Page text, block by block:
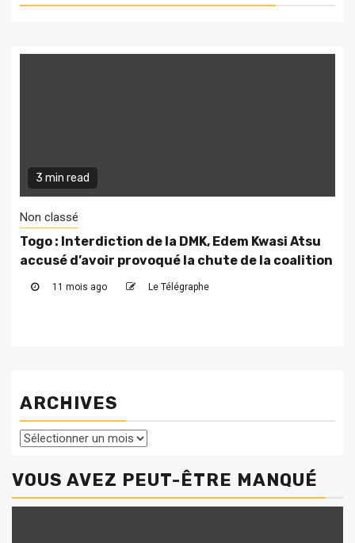
3 min read
Non classé
Togo : Interdiction de la DMK, Edem Kwasi Atsu
accusé d’avoir provoqué la chute de la coalition
11 mois ago Le Télégraphe
ARCHIVES
Archives
VOUS AVEZ PEUT-ÊTRE MANQUÉ